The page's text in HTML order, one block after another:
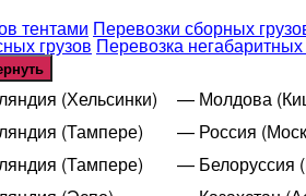
120
105 куб.
куб.метра
грузов
Контейнеровоз
Для Опасного груза
Грузовые авиа
Зерновозы,
Автоперевозки
тентами Перевозки сборных
грузов Перевозка негабаритных
(Хельсинки)
— Молдова
(Тампере)
— Россия
(Тампере)
— Белоруссия